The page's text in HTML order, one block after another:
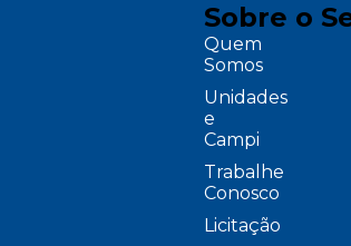
Sobre o
Quem
Somos
Unidades
e
Campi
Trabalhe
Conosco
Licitação